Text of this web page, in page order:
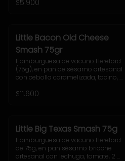
$5.900
Little Bacon Old Cheese
Smash 75gr
Hamburguesa de vacuno Hereford
(75g), en pan de sésamo artesanal
con cebolla caramelizada, tocino,
casera Uncle Fletch. Incluye papas
$11.600
Little Big Texas Smash 75g
Hamburguesa de vacuno Hereford
de 75g, en pan sésamo brioche
artesanal con lechuga, tomate, 2